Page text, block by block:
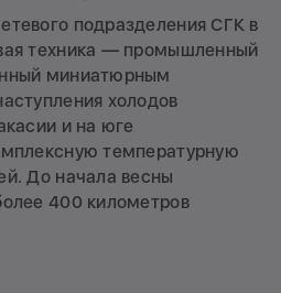
подразделения СГК в
техника — промышленный
миниатюрным
холодов
и на юге
температурную
До начала весны
400 километров